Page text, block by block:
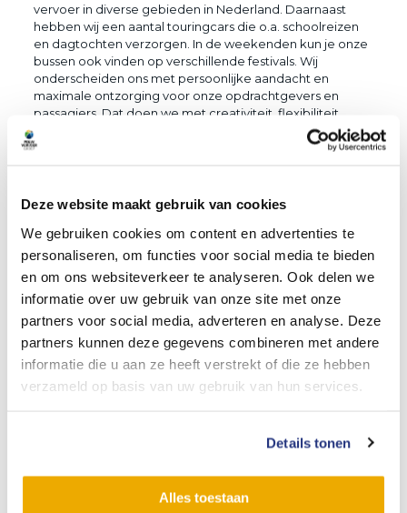
Deze website maakt gebruik van cookies
We gebruiken cookies om content en advertenties te
personaliseren, om functies voor social media te bieden
en om ons websiteverkeer te analyseren. Ook delen we
informatie over uw gebruik van onze site met onze
partners voor social media, adverteren en analyse. Deze
partners kunnen deze gegevens combineren met andere
informatie die u aan ze heeft verstrekt of die ze hebben
verzameld op basis van uw gebruik van hun services.
Details tonen
Alles toestaan
vervoer in diverse gebieden in Nederland. Daarnaast
hebben wij een aantal touringcars die o.a. schoolreizen
en dagtochten verzorgen. In de weekenden kun je onze
bussen ook vinden op verschillende festivals. Wij
onderscheiden ons met persoonlijke aandacht en
maximale ontzorging voor onze opdrachtgevers en
passagiers. Dat doen we met creativiteit, flexibiliteit,
betrokkenheid en passie.
– Baan in het streekvervoer waarbij je eigen baas bent op
je bus
– Salaris en arbeidsvoorwaarden conform de CAO
Openbaar Vervoer
Wat vragen wij?
– Rijbewijs D met code 95 (code 95 niet verplicht)
– Je bent gastvrij, klantvriendelijk en kan zelfstandig
werken
– Je hebt een representatief voorkomen
Ben je geïnteresseerd? Solliciteer! Of heb je vragen